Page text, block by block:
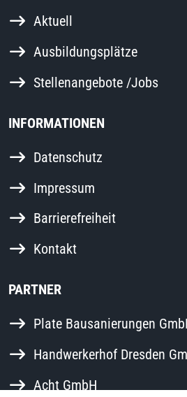
Aktuell
Ausbildungsplätze
Stellenangebote /Jobs
INFORMATIONEN
Datenschutz
Impressum
Barrierefreiheit
Kontakt
PARTNER
Plate Bausanierungen
Handwerkerhof Dresden
Acht GmbH